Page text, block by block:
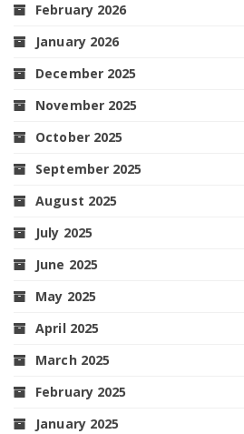
February 2026
January 2026
December 2025
November 2025
October 2025
September 2025
August 2025
July 2025
June 2025
May 2025
April 2025
March 2025
February 2025
January 2025